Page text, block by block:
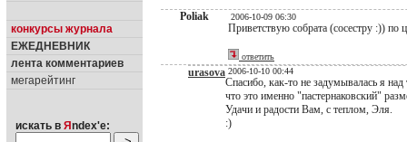
конкурсы журнала
ЕЖЕДНЕВНИК
лента комментариев
мегарейтинг
искать в Я ndex'е:
Poliak 2006-10-09 06:30
Приветствую собрата (сосестру :)) по
ответить
urasova 2006-10-10 00:44
Спасибо, как-то не задумывалась я над
что это именно "пастернаковский"
Удачи и радости Вам, с теплом, Эля.
:)